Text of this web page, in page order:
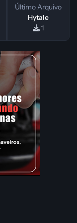
Último Arquivo
Hytale
1